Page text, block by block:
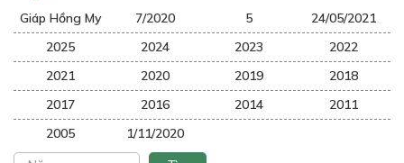
Giáp Hồng My 7/2020 5
24/05/2021
2025
2024 2023
2022
2021
2020 2019
2018
2017
2016 2014
2011
2005
1/11/2020